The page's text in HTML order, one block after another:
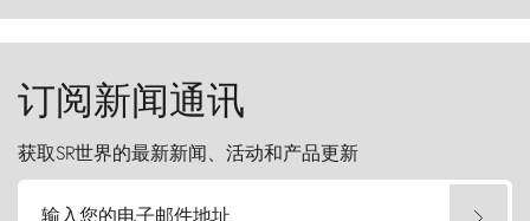
起挑战。
订阅新闻通讯
获取SR世界的最新新闻、活动和产品更新
输入您的电子邮件地址